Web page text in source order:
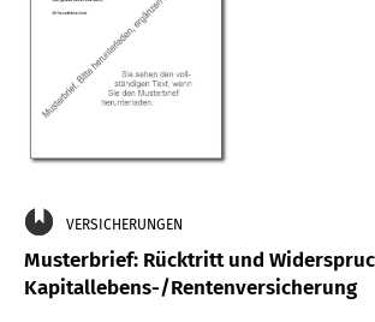
VERSICHERUNGEN
Musterbrief: Rücktritt und
Kapitallebens-/Rentenversicherung